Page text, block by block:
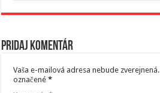
Pridaj komentár
Vaša e-mailová adresa nebude zverejnená.
označené*